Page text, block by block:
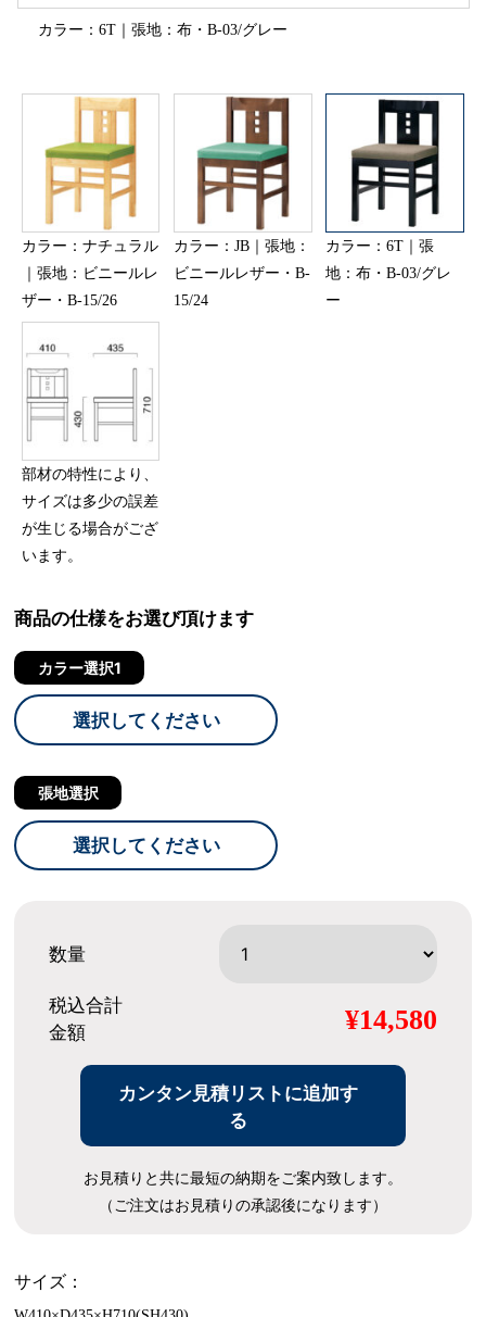
カラー：6T｜張地：布・B-03/グレー
カラー：ナチュラル
｜張地：ビニールレ
ザー・B-15/26
カラー：JB｜張地：
ビニールレザー・B-
15/24
カラー：6T｜張
地：布・B-03/グレ
ー
部材の特性により、
サイズは多少の誤差
が生じる場合がござ
います。
商品の仕様をお選び頂けます
カラー選択1
選択してください
張地選択
選択してください
数量
税込合計
金額
¥14,580
カンタン見積リストに追加す
る
お見積りと共に最短の納期をご案内致します。
（ご注文はお見積りの承認後になります）
サイズ：